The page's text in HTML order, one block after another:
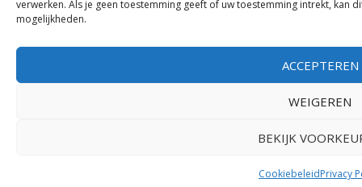
verwerken. Als je geen toestemming geeft of uw toestemming intrekt, kan
mogelijkheden.
ACCEPTEREN
WEIGEREN
BEKIJK
CookiebeleidPrivacy